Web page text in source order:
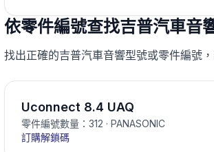
依零件編號查找吉普汽車音
找出正確的吉普汽車音響型號或零件編號
Uconnect 8.4 UAQ
零件編號數量：312 · PANASONIC
訂購解鎖碼